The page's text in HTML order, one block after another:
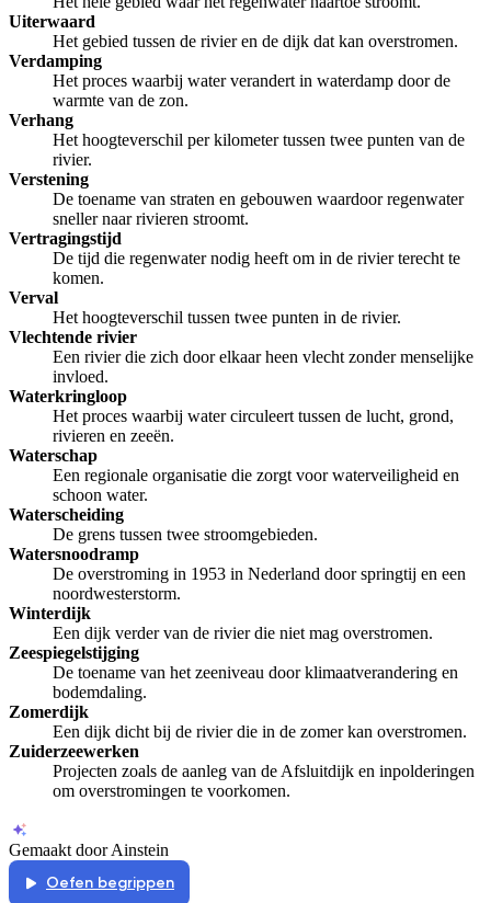
Uiterwaard
Het gebied tussen de rivier en de dijk dat kan overstromen.
Verdamping
Het proces waarbij water verandert in waterdamp door de
warmte van de zon.
Verhang
Het hoogteverschil per kilometer tussen twee punten van de
rivier.
Verstening
De toename van straten en gebouwen waardoor regenwater
sneller naar rivieren stroomt.
Vertragingstijd
De tijd die regenwater nodig heeft om in de rivier terecht te
komen.
Verval
Het hoogteverschil tussen twee punten in de rivier.
Vlechtende rivier
Een rivier die zich door elkaar heen vlecht zonder menselijke
invloed.
Waterkringloop
Het proces waarbij water circuleert tussen de lucht, grond,
rivieren en zeeën.
Waterschap
Een regionale organisatie die zorgt voor waterveiligheid en
schoon water.
Waterscheiding
De grens tussen twee stroomgebieden.
Watersnoodramp
De overstroming in 1953 in Nederland door springtij en een
noordwesterstorm.
Winterdijk
Een dijk verder van de rivier die niet mag overstromen.
Zeespiegelstijging
De toename van het zeeniveau door klimaatverandering en
bodemdaling.
Zomerdijk
Een dijk dicht bij de rivier die in de zomer kan overstromen.
Zuiderzeewerken
Projecten zoals de aanleg van de Afsluitdijk en inpolderingen
om overstromingen te voorkomen.
Gemaakt door Ainstein
Oefen begrippen